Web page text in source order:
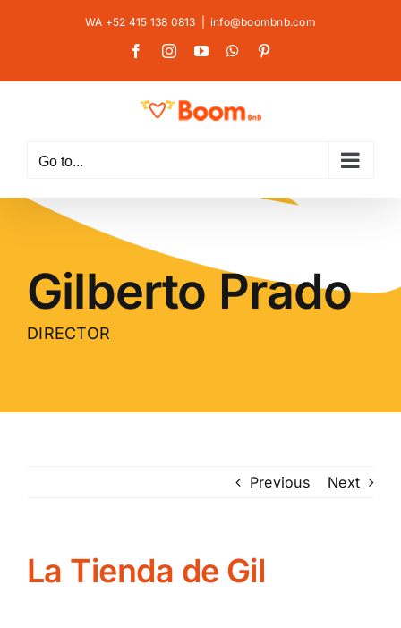
WA +52 415 138 0813 info@boombnb.com
FacebookInstagramYouTubeWhatsApp
Go to...
Gilberto Prado
DIRECTOR
Previous Next
La Tienda de Gil